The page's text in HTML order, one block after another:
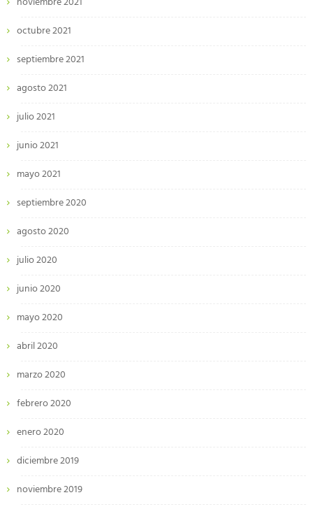
octubre 2021
septiembre 2021
agosto 2021
julio 2021
junio 2021
mayo 2021
septiembre 2020
agosto 2020
julio 2020
junio 2020
mayo 2020
abril 2020
marzo 2020
febrero 2020
enero 2020
diciembre 2019
noviembre 2019